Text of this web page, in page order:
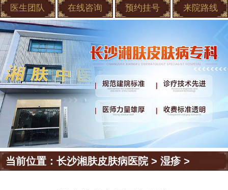
医生团队 在线咨询 预约挂号 来院路线
当前位置：长沙湘肤皮肤病医院>湿疹>